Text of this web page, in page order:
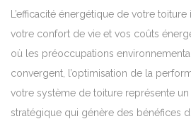
L’efficacité énergétique de votre
votre confort de vie et vos coûts
où les préoccupations
convergent, l’optimisation de la
votre système de toiture représente un
stratégique qui génère des bénéfices